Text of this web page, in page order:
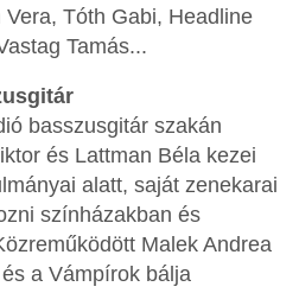
Tóth Gabi, Headline
Tamás...
basszusgitár szakán
és Lattman Béla kezei
alatt, saját zenekarai
színházakban és
Malek Andrea
a Vámpírok bálja